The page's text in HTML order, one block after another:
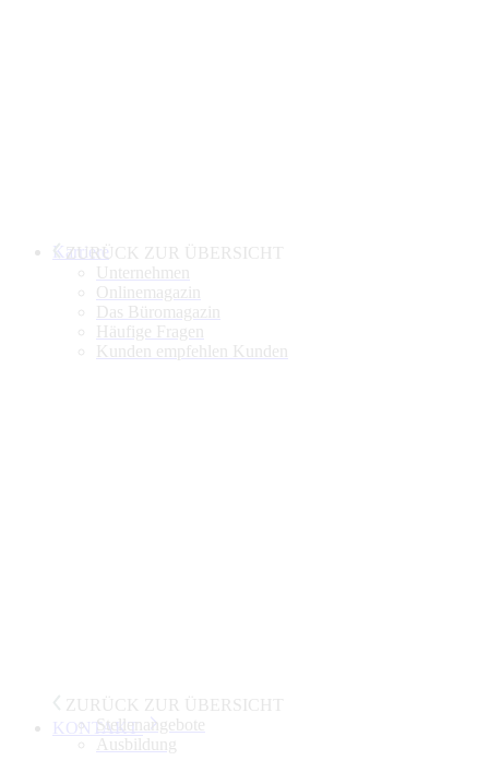
ZURÜCK ZUR ÜBERSICHT
Unternehmen
Onlinemagazin
Das Büromagazin
Häufige Fragen
Kunden empfehlen Kunden
Karriere
ZURÜCK ZUR ÜBERSICHT
Stellenangebote
Ausbildung
KONTAKT